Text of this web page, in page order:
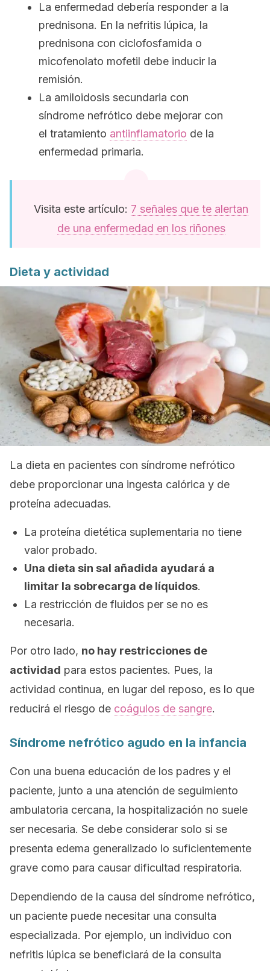
La enfermedad debería responder a la
prednisona. En la nefritis lúpica, la
prednisona con ciclofosfamida o
micofenolato mofetil debe inducir la
remisión.
La amiloidosis secundaria con
síndrome nefrótico debe mejorar con
el tratamiento antiinflamatorio de la
enfermedad primaria.
Visita este artículo: 7 señales que te alertan
de una enfermedad en los riñones
Dieta y actividad
La dieta en pacientes con síndrome nefrótico
debe proporcionar una ingesta calórica y de
proteína adecuadas.
La proteína dietética suplementaria no tiene
valor probado.
Una dieta sin sal añadida ayudará a
limitar la sobrecarga de líquidos.
La restricción de fluidos per se no es
necesaria.
Por otro lado, no hay restricciones de
actividad para estos pacientes. Pues, la
actividad continua, en lugar del reposo, es lo que
reducirá el riesgo de coágulos de sangre.
Síndrome nefrótico agudo en la infancia
Con una buena educación de los padres y el
paciente, junto a una atención de seguimiento
ambulatoria cercana, la hospitalización no suele
ser necesaria. Se debe considerar solo si se
presenta edema generalizado lo suficientemente
grave como para causar dificultad respiratoria.
Dependiendo de la causa del síndrome nefrótico,
un paciente puede necesitar una consulta
especializada. Por ejemplo, un individuo con
nefritis lúpica se beneficiará de la consulta